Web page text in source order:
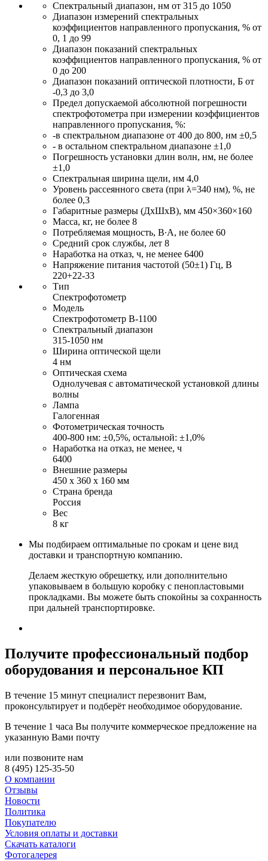
Спектральный диапазон, нм от 315 до 1050
Диапазон измерений спектральных
коэффициентов направленного пропускания, % от
0, 1 до 99
Диапазон показаний спектральных
коэффициентов направленного пропускания, % от
0 до 200
Диапазон показаний оптической плотности, Б от
-0,3 до 3,0
Предел допускаемой абсолютной погрешности
спектрофотометра при измерении коэффициентов
направленного пропускания, %:
-в спектральном диапазоне от 400 до 800, нм ±0,5
- в остальном спектральном диапазоне ±1,0
Погрешность установки длин волн, нм, не более
±1,0
Спектральная ширина щели, нм 4,0
Уровень рассеянного света (при λ=340 нм), %, не
более 0,3
Габаритные размеры (ДxШxВ), мм 450×360×160
Масса, кг, не более 8
Потребляемая мощность, В∙А, не более 60
Средний срок службы, лет 8
Наработка на отказ, ч, не менее 6400
Напряжение питания частотой (50±1) Гц, В
220+22-33
Тип
Спектрофотометр
Модель
Спектрофотометр В-1100
Спектральный диапазон
315-1050 нм
Ширина оптической щели
4 нм
Оптическая схема
Однолучевая с автоматической установкой длины
волны
Лампа
Галогенная
Фотометрическая точность
400-800 нм: ±0,5%, остальной: ±1,0%
Наработка на отказ, не менее, ч
6400
Внешние размеры
450 х 360 х 160 мм
Страна бренда
Россия
Вес
8 кг
Мы подбираем оптимальные по срокам и цене вид
доставки и транспортную компанию.
Делаем жесткую обрешетку, или дополнительно
упаковываем в большую коробку с пенопластовыми
прокладками. Вы можете быть спокойны за сохранность
при дальней транспортировке.
Получите профессиональный подбор
оборудования и персональное КП
В течение 15 минут специалист перезвонит Вам,
проконсультирует и подберёт необходимое оборудование.
В течение 1 часа Вы получите коммерческое предложение на
указанную Вами почту
или позвоните нам
8 (495) 125-35-50
О компании
Отзывы
Новости
Политика
Покупателю
Условия оплаты и доставки
Скачать каталоги
Фотогалерея